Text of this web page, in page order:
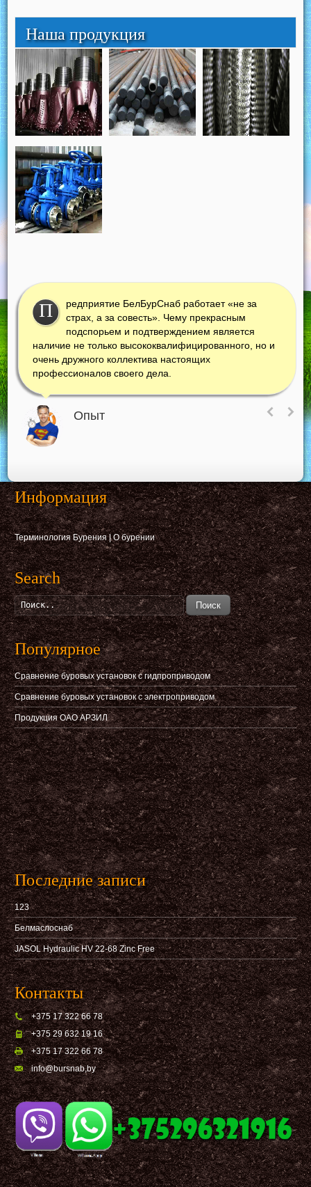
Наша продукция
П
редприятие БелБурСнаб работает «не за
страх, а за совесть». Чему прекрасным
подспорьем и подтверждением является
наличие не только высококвалифицированного, но и
очень дружного коллектива настоящих
профессионалов своего дела.
Опыт
Информация
Терминология Бурения|О бурении
Search
Поиск
Популярное
Сравнение буровых установок с гидпроприводом
Сравнение буровых установок с электроприводом
Продукция ОАО АРЗИЛ
Последние записи
123
Белмаслоснаб
JASOL Hydraulic HV 22-68 Zinc Free
Контакты
+375 17 322 66 78
+375 29 632 19 16
+375 17 322 66 78
info@bursnab,by